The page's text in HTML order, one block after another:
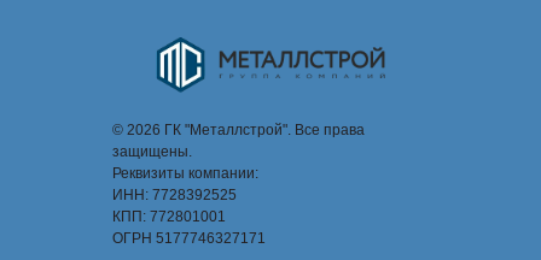
© 2026 ГК "Металлстрой". Все права
защищены.
Реквизиты компании:
ИНН: 7728392525
КПП: 772801001
ОГРН 5177746327171